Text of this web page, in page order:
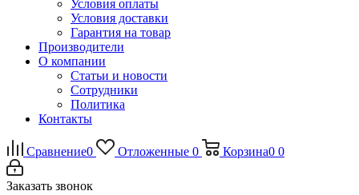
Условия оплаты
Условия доставки
Гарантия на товар
Производители
О компании
Статьи и новости
Сотрудники
Политика
Контакты
Сравнение0 Отложенные 0 Корзина0 0
Заказать звонок